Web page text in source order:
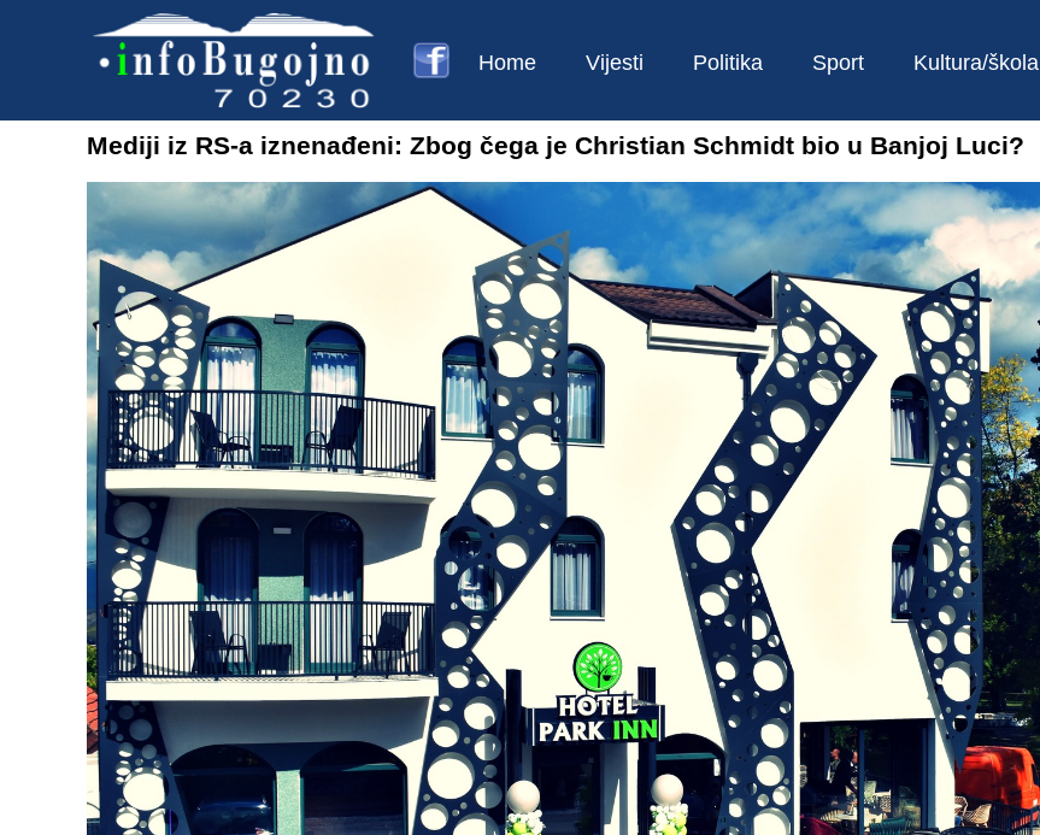
Home Vijesti Politika Sport Kultura/škola
Mediji iz RS-a iznenađeni: Zbog čega je Christian Schmidt bio u Banjoj Luci?